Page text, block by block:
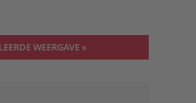
WEERGAVE »